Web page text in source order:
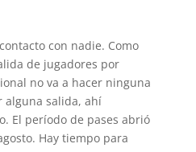
con nadie. Como
de jugadores por
no va a hacer ninguna
alguna salida, ahí
El período de pases abrió
Hay tiempo para